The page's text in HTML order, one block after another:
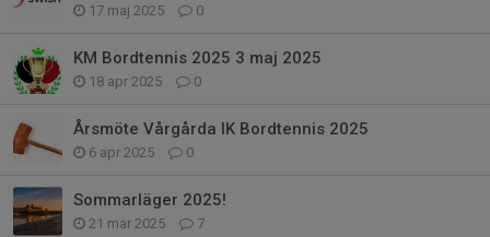
17 maj 2025 0
KM Bordtennis 2025 3 maj 2025
18 apr 2025 0
Årsmöte Vårgårda IK Bordtennis 2025
6 apr 2025 0
Sommarläger 2025!
21 mar 2025 7